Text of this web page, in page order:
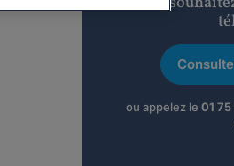
ou appelez le 01